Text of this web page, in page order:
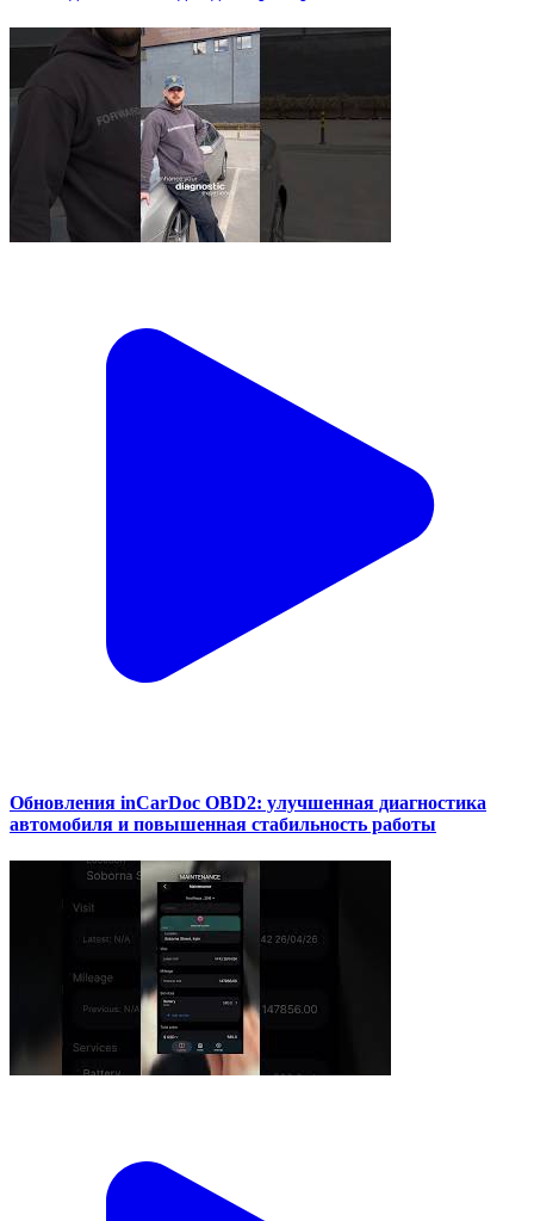
Обновления inCarDoc OBD2: улучшенная диагностика
автомобиля и повышенная стабильность работы